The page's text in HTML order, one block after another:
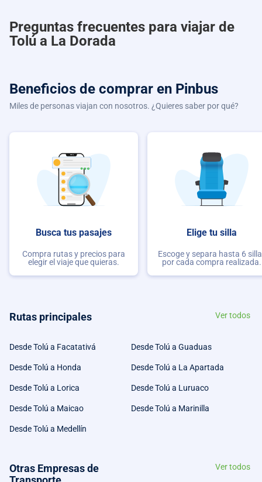
Preguntas frecuentes para viajar de
Tolú a La Dorada
Beneficios de comprar en Pinbus
Miles de personas viajan con nosotros. ¿Quieres saber por qué?
Busca tus pasajes
Compra rutas y precios para
elegir el viaje que quieras.
Elige tu silla
Escoge y separa hasta 6
por cada compra realizada.
Rutas principales Ver todos
Desde Tolú a Facatativá Desde Tolú a Guaduas
Desde Tolú a Honda Desde Tolú a La Apartada
Desde Tolú a Lorica Desde Tolú a Luruaco
Desde Tolú a Maicao Desde Tolú a Marinilla
Desde Tolú a Medellín
Otras Empresas de
Ver todos